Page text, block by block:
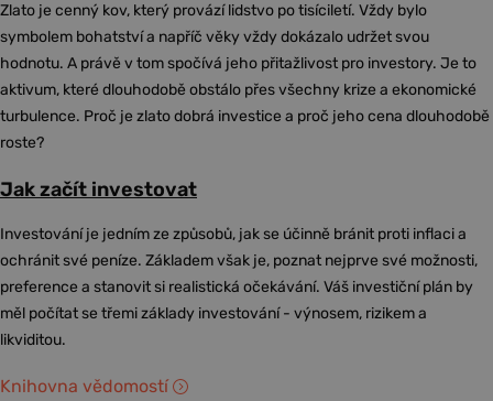
Zlato je cenný kov, který provází lidstvo po tisíciletí. Vždy bylo
symbolem bohatství a napříč věky vždy dokázalo udržet svou
hodnotu. A právě v tom spočívá jeho přitažlivost pro investory. Je to
aktivum, které dlouhodobě obstálo přes všechny krize a ekonomické
turbulence. Proč je zlato dobrá investice a proč jeho cena dlouhodobě
roste?
Jak začít investovat
Investování je jedním ze způsobů, jak se účinně bránit proti inflaci a
ochránit své peníze. Základem však je, poznat nejprve své možnosti,
preference a stanovit si realistická očekávání. Váš investiční plán by
měl počítat se třemi základy investování - výnosem, rizikem a
likviditou.
Knihovna vědomostí